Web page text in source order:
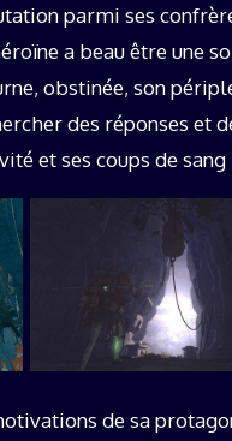
parmi ses
a beau être une
obstinée, son
des réponses et
et ses coups de
de sa